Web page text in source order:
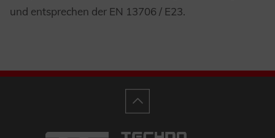
und entsprechen der EN 13706 / E23.